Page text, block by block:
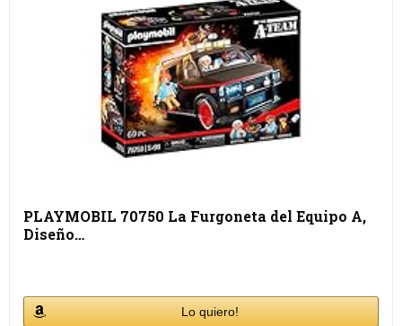
PLAYMOBIL 70750 La Furgoneta del Equipo A,
Diseño…
Lo quiero!